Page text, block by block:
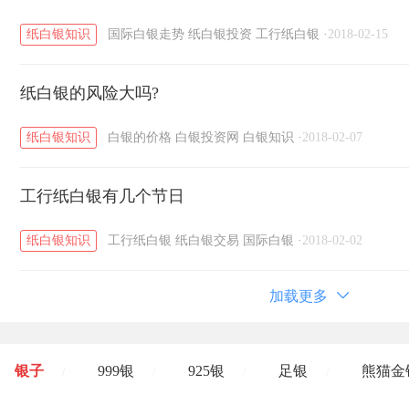
纸白银知识 国际白银走势 纸白银投资 工行纸白银 · 2018-02-15
纸白银的风险大吗?
纸白银知识 白银的价格 白银投资网 白银知识 · 2018-02-07
工行纸白银有几个节日
纸白银知识 工行纸白银 纸白银交易 国际白银 · 2018-02-02
加载更多
银子 999银 925银 足银 熊猫金